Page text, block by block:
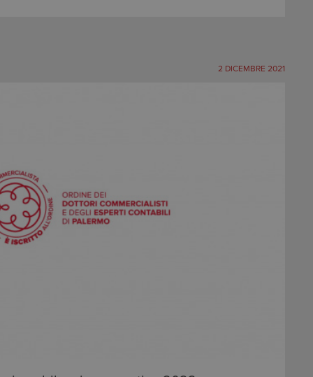
2 DICEMBRE 2021